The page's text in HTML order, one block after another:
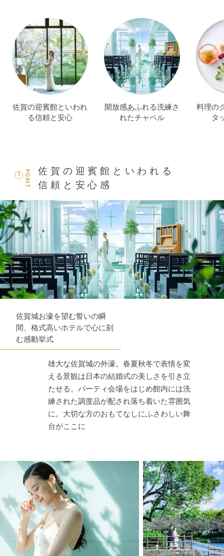
佐賀の迎賓館といわれ
る信頼と安心
開放感あふれる洗練さ
れたチャペル
料理の
タ
POINT
1
佐賀の迎賓館といわれる
信頼と安心感
佐賀城お濠を望む誓いの瞬
間、格式高いホテルで心に刻
む感動挙式
雄大な佐賀城の外濠。春夏秋冬で表情を変
える景観は日本の結婚式の美しさを引き立
たせる。パーティ会場をはじめ館内には洗
練された調度品が配され落ち着いた雰囲気
に。大切な方のおもてなしにふさわしい舞
台がここに